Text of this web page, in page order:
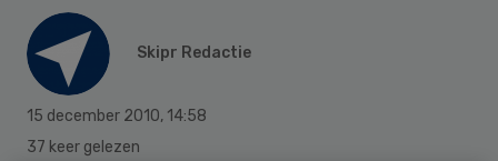
Skipr Redactie
15 december 2010, 14:58
37 keer gelezen